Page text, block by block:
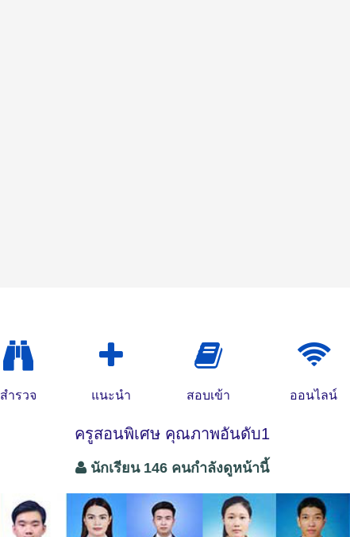
สำรวจ แนะนำ สอบเข้า ออนไลน์
ครูสอนพิเศษ คุณภาพอันดับ1
นักเรียน 146 คนกำลังดูหน้านี้